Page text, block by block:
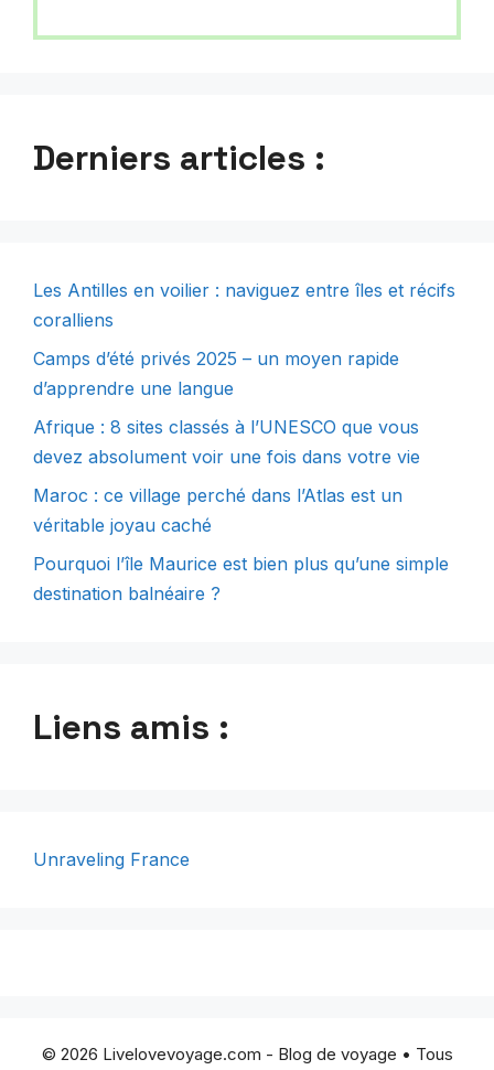
Derniers articles :
Les Antilles en voilier : naviguez entre îles et récifs
coralliens
Camps d’été privés 2025 – un moyen rapide
d’apprendre une langue
Afrique : 8 sites classés à l’UNESCO que vous
devez absolument voir une fois dans votre vie
Maroc : ce village perché dans l’Atlas est un
véritable joyau caché
Pourquoi l’île Maurice est bien plus qu’une simple
destination balnéaire ?
Liens amis :
Unraveling France
© 2026 Livelovevoyage.com - Blog de voyage • Tous